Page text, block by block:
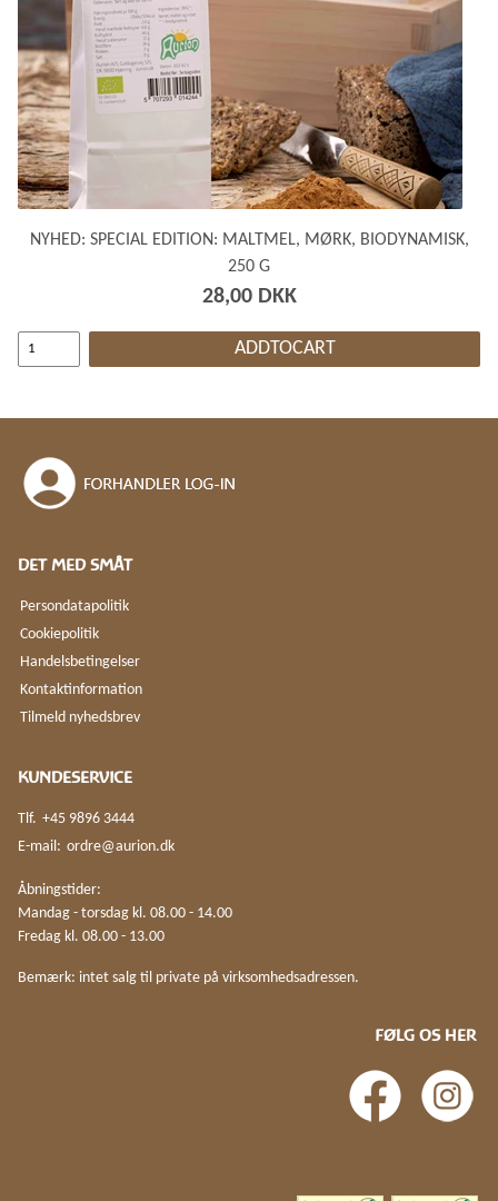
NYHED: SPECIAL EDITION: MALTMEL, MØRK, BIODYNAMISK,
250 G
28,00 DKK
ADDTOCART
DET MED SMÅT
Persondatapolitik
Cookiepolitik
Handelsbetingelser
Kontaktinformation
Tilmeld nyhedsbrev
KUNDESERVICE
Tlf. +45 9896 3444
E-mail: ordre@aurion.dk
Åbningstider:
Mandag - torsdag kl. 08.00 - 14.00
Fredag kl. 08.00 - 13.00
Bemærk: intet salg til private på virksomhedsadressen.
FØLG OS HER